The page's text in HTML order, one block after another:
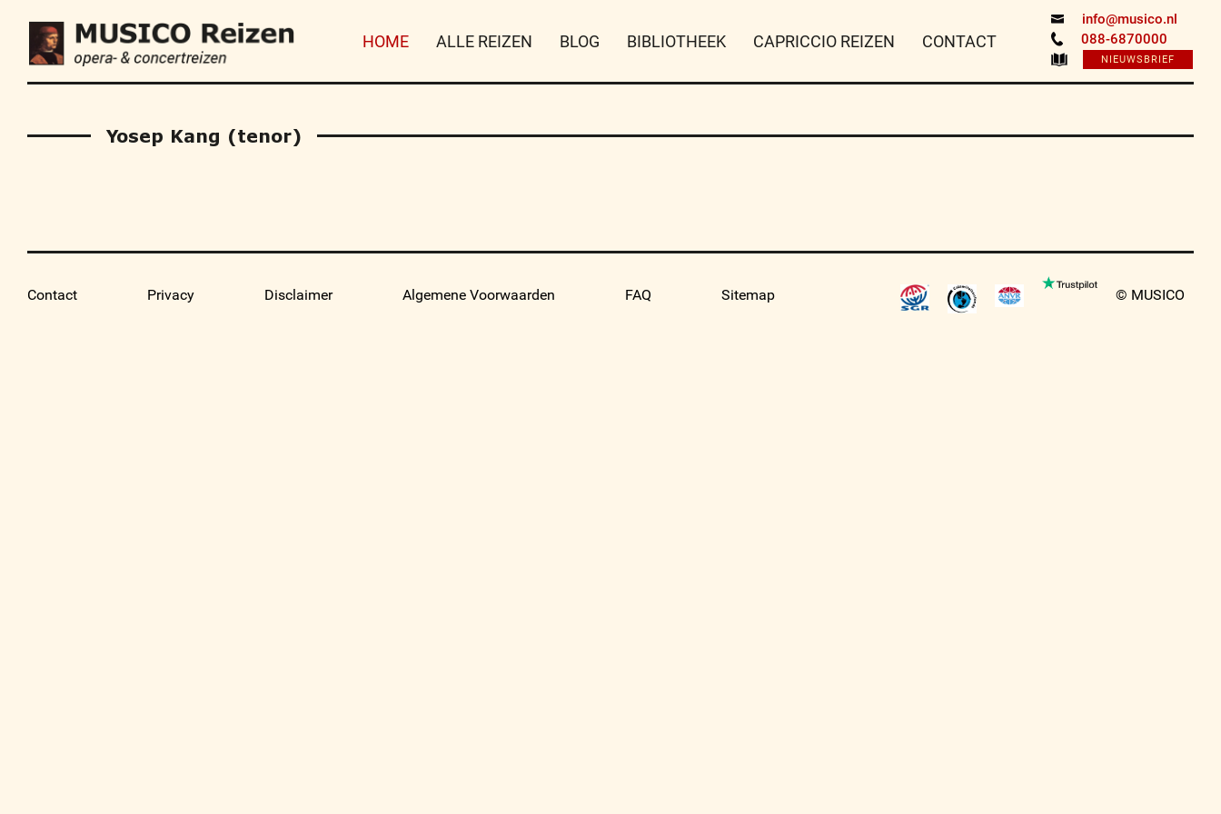
info@musico.nl
088-6870000
NIEUWSBRIEF
HOME ALLE REIZEN BLOG BIBLIOTHEEK CAPRICCIO REIZEN CONTACT
Yosep Kang (tenor)
Contact Privacy Disclaimer Algemene Voorwaarden FAQ Sitemap © MUSICO